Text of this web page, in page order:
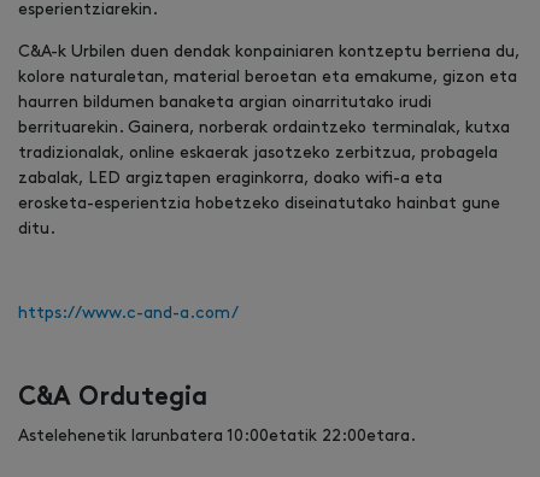
esperientziarekin.
C&A-k Urbilen duen dendak konpainiaren kontzeptu berriena du,
kolore naturaletan, material beroetan eta emakume, gizon eta
haurren bildumen banaketa argian oinarritutako irudi
berrituarekin. Gainera, norberak ordaintzeko terminalak, kutxa
tradizionalak, online eskaerak jasotzeko zerbitzua, probagela
zabalak, LED argiztapen eraginkorra, doako wifi-a eta
erosketa-esperientzia hobetzeko diseinatutako hainbat gune
ditu.
https://www.c-and-a.com/
C&A Ordutegia
Astelehenetik larunbatera 10:00etatik 22:00etara.